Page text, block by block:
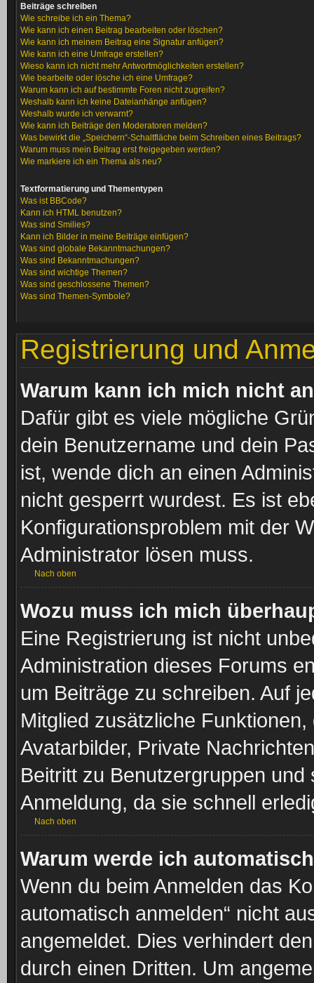
Beiträge schreiben
Wie schreibe ich ein Thema?
Wie kann ich einen Beitrag bearbeiten oder löschen?
Wie kann ich meinem Beitrag eine Signatur anfügen?
Wie kann ich eine Umfrage erstellen?
Wieso kann ich nicht mehr Antwortmöglichkeiten erstellen?
Wie bearbeite oder lösche ich eine Umfrage?
Warum kann ich auf bestimmte Foren nicht zugreifen?
Weshalb kann ich keine Dateianhänge anfügen?
Weshalb wurde ich verwarnt?
Wie kann ich Beiträge den Moderatoren melden?
Was bewirkt die „Speichern“-Schaltfläche beim Schreiben eines Beitrags?
Warum muss mein Beitrag erst freigegeben werden?
Wie markiere ich ein Thema als neu?
Textformatierung und Thementypen
Was ist BBCode?
Kann ich HTML benutzen?
Was sind Smilies?
Kann ich Bilder in meine Beiträge einfügen?
Was sind globale Bekanntmachungen?
Was sind Bekanntmachungen?
Was sind wichtige Themen?
Was sind geschlossene Themen?
Was sind Themen-Symbole?
Registrierung und
Warum kann ich mich nicht
Dafür gibt es viele mögliche
dein Benutzername und dein
ist, wende dich an einen
nicht gesperrt wurdest. Es ist
Konfigurationsproblem mit der
Administrator lösen muss.
Nach oben
Wozu muss ich mich
Eine Registrierung ist nicht
Administration dieses Forums
um Beiträge zu schreiben. Auf
Mitglied zusätzliche
Avatarbilder, Private
Beitritt zu Benutzergruppen
Anmeldung, da sie schnell
Nach oben
Warum werde ich
Wenn du beim Anmelden das
automatisch anmelden“ nicht
angemeldet. Dies verhindert
durch einen Dritten. Um